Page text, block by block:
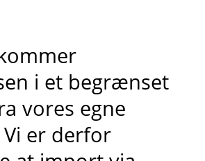
i et begrænset
vores egne
er derfor